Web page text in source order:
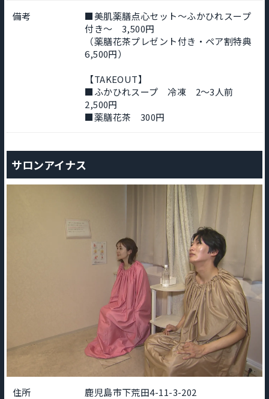
備考
■美肌薬膳点心セット～ふかひれスープ
付き～ 3,500円
（薬膳花茶プレゼント付き・ペア割特典
6,500円）
【TAKEOUT】
■ふかひれスープ 冷凍 2～3人前
2,500円
■薬膳花茶 300円
サロンアイナス
住所 鹿児島市下荒田4-11-3-202